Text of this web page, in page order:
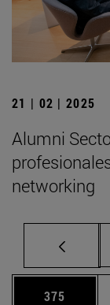
21 | 02 | 2025
Alumni
networking
Página
375